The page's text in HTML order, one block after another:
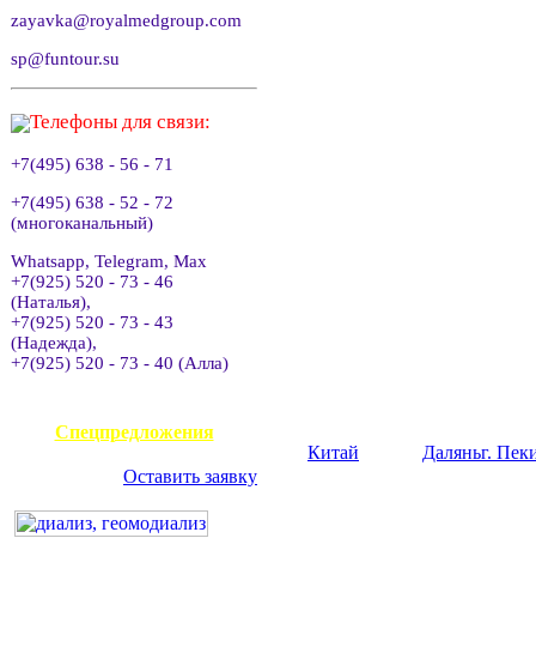
zayavka@royalmedgroup.com
sp@funtour.su
Телефоны для связи:
+7(495) 638 - 56 - 71
+7(495) 638 - 52 - 72
(многоканальный)
Whatsapp, Telegram, Max
+7(925) 520 - 73 - 46
(Наталья),
+7(925) 520 - 73 - 43
(Надежда),
+7(925) 520 - 73 - 40 (Алла)
Спецпредложения
Оставить заявку
Китай Даляньг.